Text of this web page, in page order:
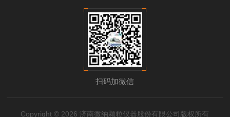
扫码加微信
Copyright © 2026 济南微纳颗粒仪器股份有限公司版权所有